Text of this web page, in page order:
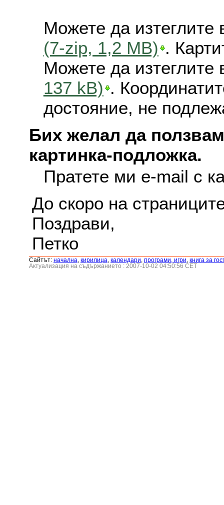
Можете да изтеглите
(7-zip, 1,2 MB) .
Можете да изтеглите
137 kB) .
достояние, не
Бих желал да
картинка-подложка.
Пратете ми e-mail с
До скоро на
Поздрави,
Петко
Сайтът: началнa кирилица календари програми, игри книга за
Актуализация на съдържанието : 2007-10-02 04:50:56 CET